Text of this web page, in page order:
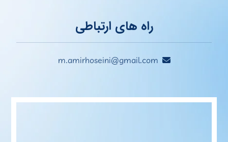
راه های ارتباطی
m.amirhoseini@gmail.com